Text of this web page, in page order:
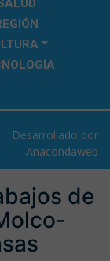
Desarrollado por
Anacondaweb
de